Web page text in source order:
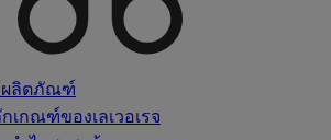
ผลิตภัณฑ์
เกณฑ์ของเลเวอเรจ